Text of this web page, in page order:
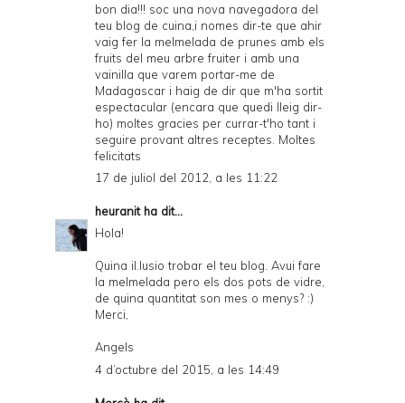
bon dia!!! soc una nova navegadora del
teu blog de cuina,i nomes dir-te que ahir
vaig fer la melmelada de prunes amb els
fruits del meu arbre fruiter i amb una
vainilla que varem portar-me de
Madagascar i haig de dir que m'ha sortit
espectacular (encara que quedi lleig dir-
ho) moltes gracies per currar-t'ho tant i
seguire provant altres receptes. Moltes
felicitats
17 de juliol del 2012, a les 11:22
heuranitha dit...
Hola!
Quina il.lusio trobar el teu blog. Avui fare
la melmelada pero els dos pots de vidre,
de quina quantitat son mes o menys? :)
Merci,
Angels
4 d’octubre del 2015, a les 14:49